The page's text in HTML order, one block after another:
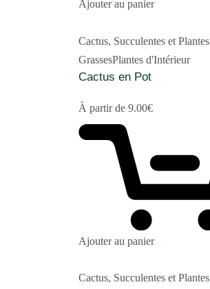
Ajouter au panier
Cactus, Succulentes et Plantes
GrassesPlantes d'Intérieur
Cactus en Pot
À partir de9.00€
Ajouter au panier
Cactus, Succulentes et Plantes